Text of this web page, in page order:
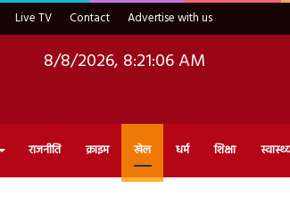
Live TV Contact Advertise with us
8/8/2026, 8:21:07 AM
राजनीति क्राइम खेल धर्म शिक्षा